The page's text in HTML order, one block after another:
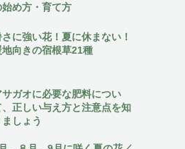
始め方・育て方
さに強い花！夏に休まない！
地向きの宿根草21種
サガオに必要な肥料につい
、正しい与え方と注意点を知
ましょう